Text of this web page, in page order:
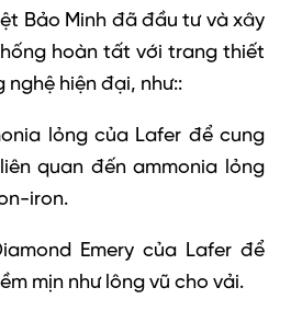
Bảo Minh đã đầu tư và xây
hoàn tất với trang thiết
nghệ hiện đại, như::
lỏng của Lafer để cung
quan đến ammonia lỏng
iron.
Emery của Lafer để
mịn như lông vũ cho vải.